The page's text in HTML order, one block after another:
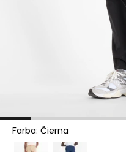
Farba: Čierna